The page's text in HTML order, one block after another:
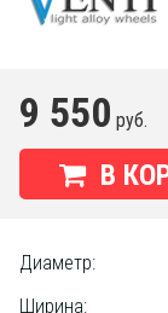
9 550 руб.
В
Диаметр:
Ширина: